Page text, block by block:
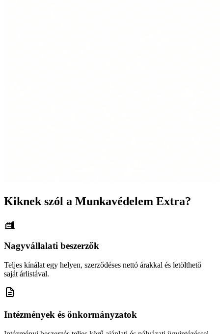
Kiknek szól a Munkavédelem Extra?
Nagyvállalati beszerzők
Teljes kínálat egy helyen, szerződéses nettó árakkal és letölthető
saját árlistával.
Intézmények és önkormányzatok